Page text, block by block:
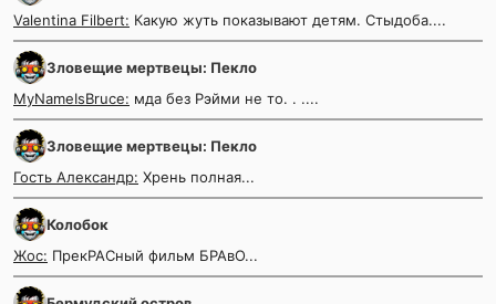
Valentina Filbert: Какую жуть показывают детям. Стыдоба....
Зловещие мертвецы: Пекло
MyNameIsBruce: мда без Рэйми не то. . ....
Зловещие мертвецы: Пекло
Гость Александр: Хрень полная...
Колобок
Жос: ПрекРАСный фильм БРАвО...